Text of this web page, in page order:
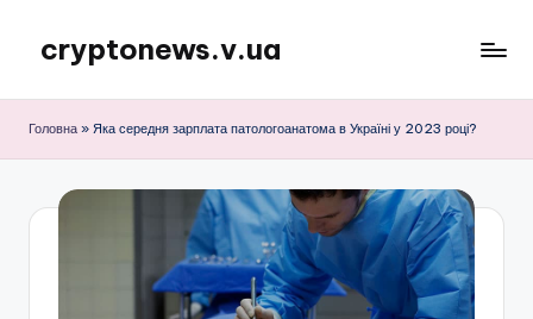
Перейти
вмісту
cryptonews.v.ua
криптовалют,
курси,
Головна » Яка середня зарплата патологоанатома в Україні у 2023 році?